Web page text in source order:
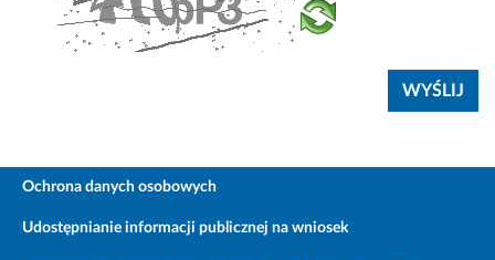
Ochrona danych osobowych
Udostępnianie informacji publicznej na wniosek